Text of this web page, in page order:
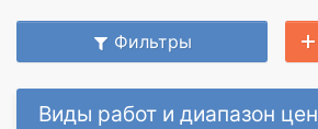
Фильтры
Виды работ и диапазон цен